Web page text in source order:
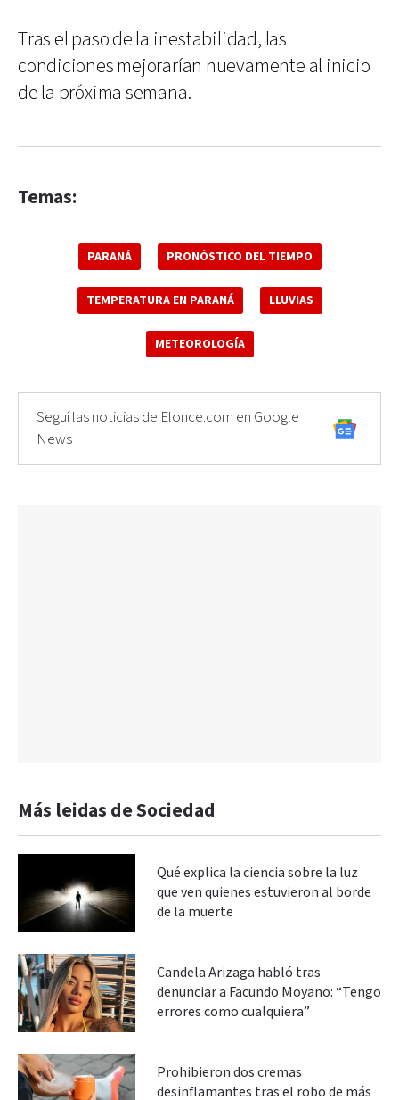
Tras el paso de la inestabilidad, las
condiciones mejorarían nuevamente al inicio
de la próxima semana.
Temas:
PARANÁ PRONÓSTICO DEL TIEMPO
TEMPERATURA EN PARANÁ LLUVIAS
METEOROLOGÍA
Seguí las noticias de Elonce.com en Google
News
Más leidas de Sociedad
Qué explica la ciencia sobre la luz
que ven quienes estuvieron al borde
de la muerte
Candela Arizaga habló tras
denunciar a Facundo Moyano: “Tengo
errores como cualquiera”
Prohibieron dos cremas
desinflamantes tras el robo de más